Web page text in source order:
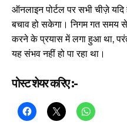
ऑनलाइन पोर्टल पर सभी चीज़े यदि
बचाव हो सकेगा। निगम गत समय
करने के प्रयास में लगा हुआ था,
यह संभव नहीं हो पा रहा था।
पोस्ट शेयर करिए :-